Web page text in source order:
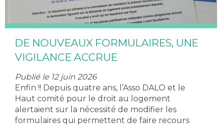
DE NOUVEAUX FORMULAIRES, UNE
VIGILANCE ACCRUE
Publié le 12 juin 2026
Enfin !! Depuis quatre ans, l’Asso DALO et le
Haut comité pour le droit au logement
alertaient sur la nécessité de modifier les
formulaires qui permettent de faire recours